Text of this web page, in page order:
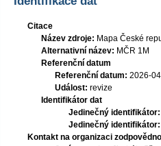
Citace
Název zdroje: Mapa České
Alternativní název: MČR 1M
Referenční datum
Referenční datum: 2026-
Událost: revize
Identifikátor dat
Jedinečný identifikátor:
Jedinečný identifikátor:
Kontakt na organizaci